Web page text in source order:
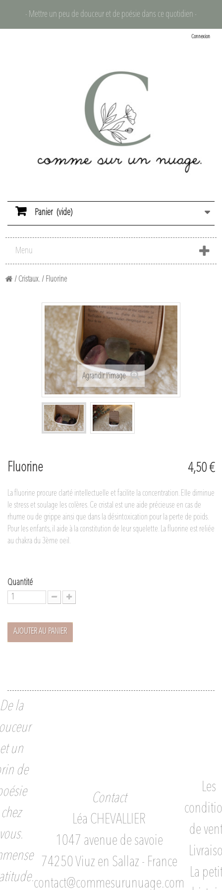
- Mettre un peu de douceur et de poésie dans ce quotidien -
Connexion
Panier (vide)
Menu
/ Cristaux. / Fluorine
Agrandir l'image
Fluorine 4,50 €
La fluorine procure clarté intellectuelle et facilite la concentration. Elle diminue
le stress et soulage les colères. Ce cristal est une aide précieuse en cas de
rhume ou de grippe ainsi que dans la désintoxication pour la perte de poids.
Pour les enfants, il aide à la constitution de leur squelette. La fluorine est reliée
au chakra du 3ème oeil.
Quantité
AJOUTER AU PANIER
la
un
de
chez
Contact
Léa CHEVALLIER
1047 avenue de savoie
74250 Viuz en Sallaz - France
contact@commesurunuage.com
Les
de
La